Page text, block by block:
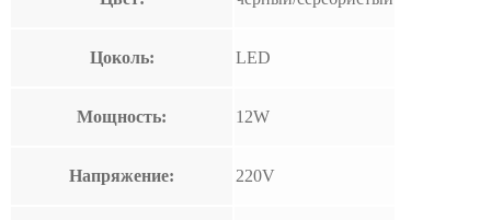
Цоколь: LED
Мощность: 12W
Напряжение: 220V